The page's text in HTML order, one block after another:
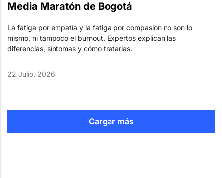
Media Maratón de Bogotá
La fatiga por empatía y la fatiga por compasión no son lo
mismo, ni tampoco el burnout. Expertos explican las
diferencias, síntomas y cómo tratarlas.
22 Julio, 2026
Cargar más